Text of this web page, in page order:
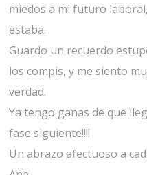
miedos a mi futuro
estaba.
Guardo un recuerdo
los compis, y me siento
verdad.
Ya tengo ganas de que
fase siguiente!!!!
Un abrazo afectuoso a